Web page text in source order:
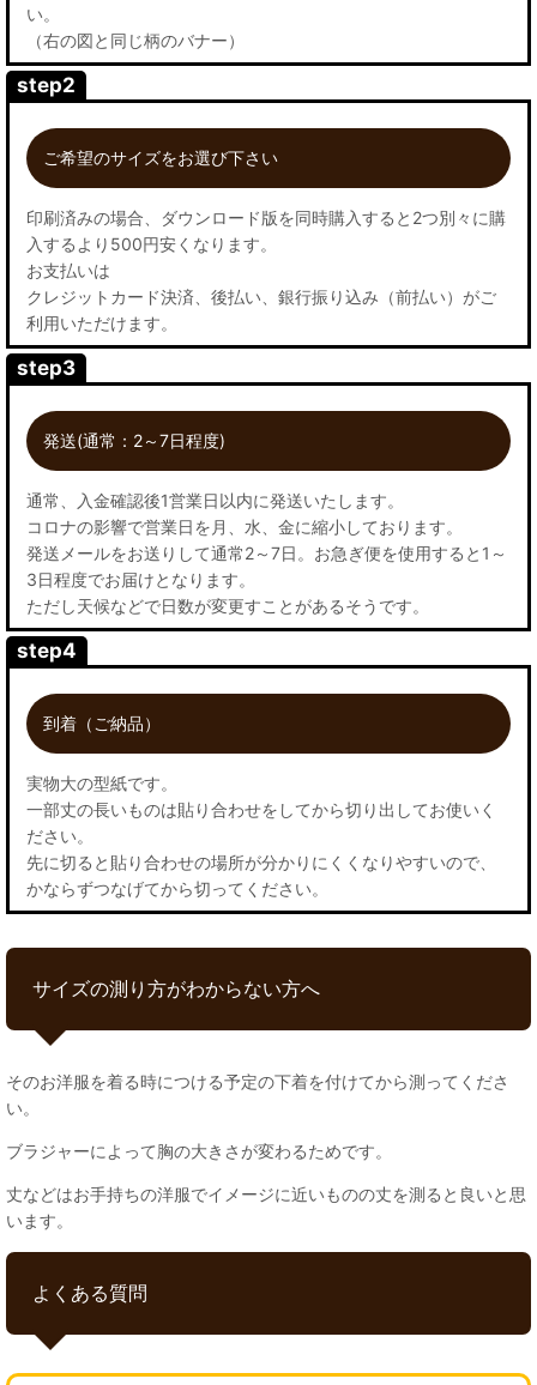
い。
（右の図と同じ柄のバナー）
step2
ご希望のサイズをお選び下さい
印刷済みの場合、ダウンロード版を同時購入すると2つ別々に購
入するより500円安くなります。
お支払いは
クレジットカード決済、後払い、銀行振り込み（前払い）がご
利用いただけます。
step3
発送(通常：2～7日程度)
通常、入金確認後1営業日以内に発送いたします。
コロナの影響で営業日を月、水、金に縮小しております。
発送メールをお送りして通常2～7日。お急ぎ便を使用すると1～
3日程度でお届けとなります。
ただし天候などで日数が変更すことがあるそうです。
step4
到着（ご納品）
実物大の型紙です。
一部丈の長いものは貼り合わせをしてから切り出してお使いく
ださい。
先に切ると貼り合わせの場所が分かりにくくなりやすいので、
かならずつなげてから切ってください。
サイズの測り方がわからない方へ
そのお洋服を着る時につける予定の下着を付けてから測ってくださ
い。
ブラジャーによって胸の大きさが変わるためです。
丈などはお手持ちの洋服でイメージに近いものの丈を測ると良いと思
います。
よくある質問